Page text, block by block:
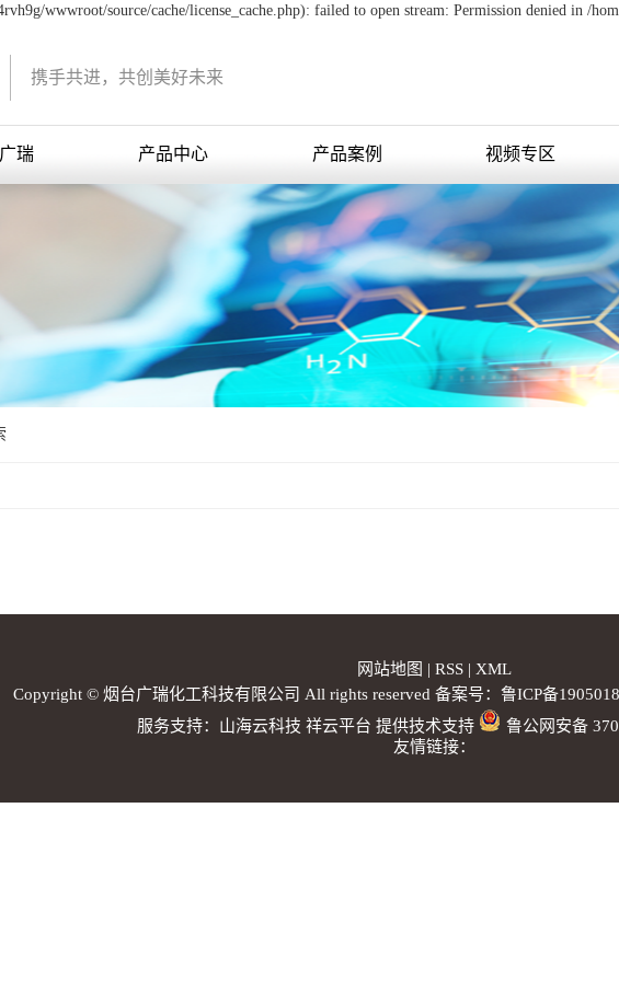
wwwroot/source/cache/license_cache.php): failed to open stream: Permission denied in /
携手共进，共创美好未来
瑞 产品中心 产品案例 视频专区
网站地图 | RSS| XML
Copyright © 烟台广瑞化工科技有限公司 All rights reserved 备案号： 鲁ICP备
服务支持： 山海云科技 祥云平台 提供技术支持
鲁公网安备
友情链接：